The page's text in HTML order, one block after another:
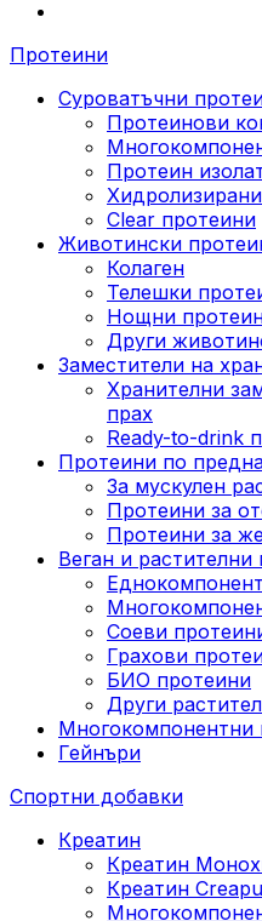
Протеини
Суроватъчни
Протеинови
Протеин
Clear протеини
Животински
Колаген
Телешки
Нощни
Други
Заместители на
Хранителни
прах
Ready-to-drink
Протеини по
За мускулен
Протеини за
Протеини за
Веган и растителни
Соеви
Грахови
БИО протеини
Други
Многокомпонентни
Гейнъри
Спортни добавки
Креатин
Креатин
Креатин